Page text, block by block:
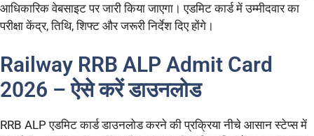
आधिकारिक वेबसाइट पर जारी किया जाएगा। एडमिट कार्ड में उम्मीदवार का
परीक्षा केंद्र, तिथि, शिफ्ट और जरूरी निर्देश दिए होंगे।
Railway RRB ALP Admit Card
2026 – ऐसे करें डाउनलोड
RRB ALP एडमिट कार्ड डाउनलोड करने की प्रक्रिया नीचे आसान स्टेप्स में